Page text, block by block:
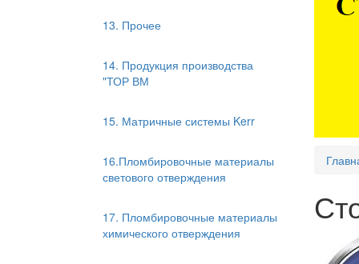
13. Прочее
14. Продукция производства
"ТОР ВМ
15. Матричные системы Kerr
16.Пломбировочные материалы
светового отверждения
17. Пломбировочные материалы
химического отверждения